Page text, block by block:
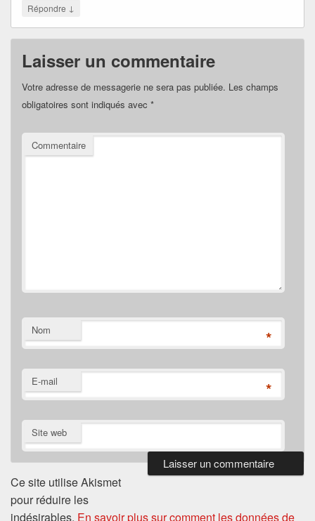
Répondre ↓
Laisser un commentaire
Votre adresse de messagerie ne sera pas publiée. Les champs
obligatoires sont indiqués avec *
Commentaire
Nom *
E-mail *
Site web
Ce site utilise Akismet
pour réduire les
indésirables. En savoir plus sur comment les données de